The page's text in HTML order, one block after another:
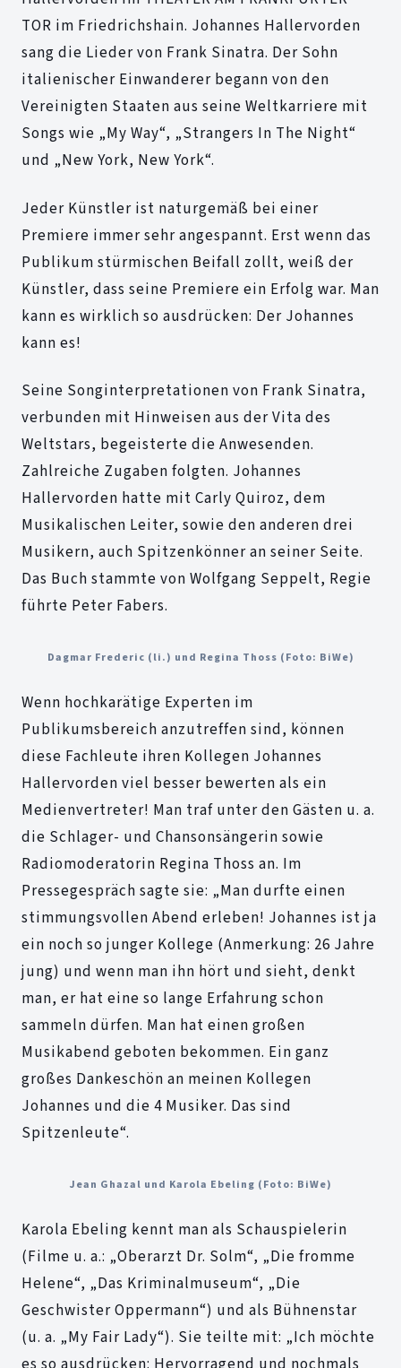
TOR im Friedrichshain. Johannes Hallervorden
sang die Lieder von Frank Sinatra. Der Sohn
italienischer Einwanderer begann von den
Vereinigten Staaten aus seine Weltkarriere mit
Songs wie „My Way“, „Strangers In The Night“
und „New York, New York“.
Jeder Künstler ist naturgemäß bei einer
Premiere immer sehr angespannt. Erst wenn das
Publikum stürmischen Beifall zollt, weiß der
Künstler, dass seine Premiere ein Erfolg war. Man
kann es wirklich so ausdrücken: Der Johannes
kann es!
Seine Songinterpretationen von Frank Sinatra,
verbunden mit Hinweisen aus der Vita des
Weltstars, begeisterte die Anwesenden.
Zahlreiche Zugaben folgten. Johannes
Hallervorden hatte mit Carly Quiroz, dem
Musikalischen Leiter, sowie den anderen drei
Musikern, auch Spitzenkönner an seiner Seite.
Das Buch stammte von Wolfgang Seppelt, Regie
führte Peter Fabers.
Dagmar Frederic (li.) und Regina Thoss (Foto: BiWe)
Wenn hochkarätige Experten im
Publikumsbereich anzutreffen sind, können
diese Fachleute ihren Kollegen Johannes
Hallervorden viel besser bewerten als ein
Medienvertreter! Man traf unter den Gästen u. a.
die Schlager- und Chansonsängerin sowie
Radiomoderatorin Regina Thoss an. Im
Pressegespräch sagte sie: „Man durfte einen
stimmungsvollen Abend erleben! Johannes ist ja
ein noch so junger Kollege (Anmerkung: 26 Jahre
jung) und wenn man ihn hört und sieht, denkt
man, er hat eine so lange Erfahrung schon
sammeln dürfen. Man hat einen großen
Musikabend geboten bekommen. Ein ganz
großes Dankeschön an meinen Kollegen
Johannes und die 4 Musiker. Das sind
Spitzenleute“.
Jean Ghazal und Karola Ebeling (Foto: BiWe)
Karola Ebeling kennt man als Schauspielerin
(Filme u. a.: „Oberarzt Dr. Solm“, „Die fromme
Helene“, „Das Kriminalmuseum“, „Die
Geschwister Oppermann“) und als Bühnenstar
(u. a. „My Fair Lady“). Sie teilte mit: „Ich möchte